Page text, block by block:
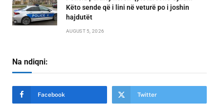
Këto sende që i lini në veturë po i joshin
hajdutët
AUGUST 5, 2026
Na ndiqni:
Facebook Twitter